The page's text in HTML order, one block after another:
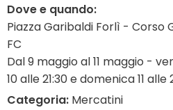
Dove e quando:
Piazza Garibaldi Forlì - Corso
FC
Dal 9 maggio al 11 maggio -
10 alle 21:30 e domenica 11 alle
Categoria: Mercatini